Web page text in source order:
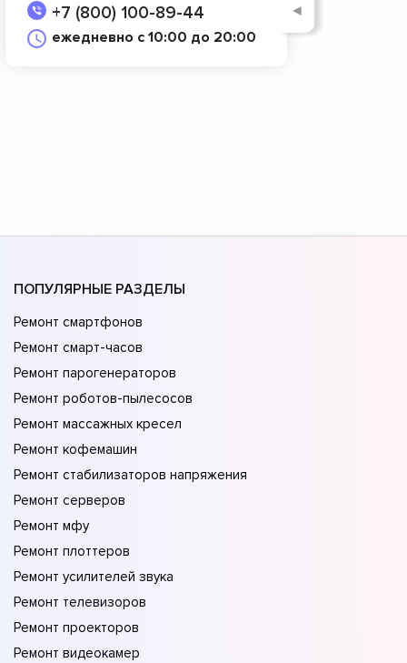
+7 (800) 100-89-44
ежедневно с 10:00 до 20:00
◄
ПОПУЛЯРНЫЕ РАЗДЕЛЫ
Ремонт смартфонов
Ремонт смарт-часов
Ремонт парогенераторов
Ремонт роботов-пылесосов
Ремонт массажных кресел
Ремонт кофемашин
Ремонт стабилизаторов напряжения
Ремонт серверов
Ремонт мфу
Ремонт плоттеров
Ремонт усилителей звука
Ремонт телевизоров
Ремонт проекторов
Ремонт видеокамер